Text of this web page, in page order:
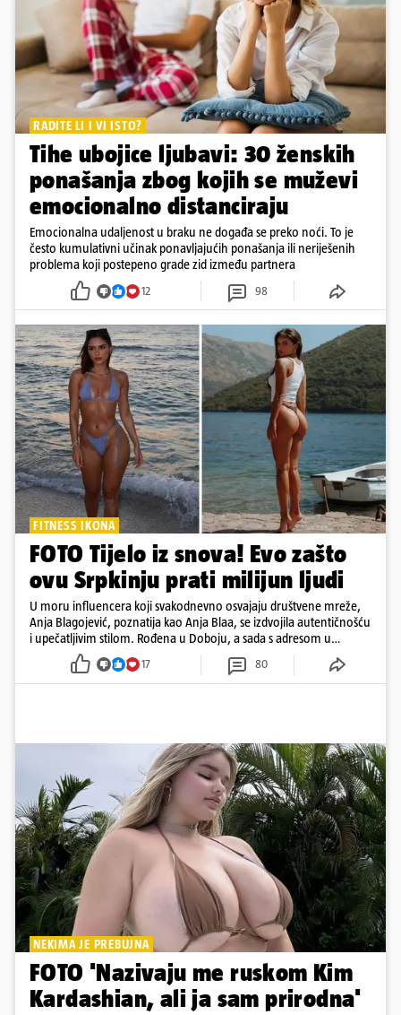
RADITE LI I VI ISTO?
Tihe ubojice ljubavi: 30 ženskih
ponašanja zbog kojih se muževi
emocionalno distanciraju
Emocionalna udaljenost u braku ne događa se preko noći. To je
često kumulativni učinak ponavljajućih ponašanja ili neriješenih
problema koji postepeno grade zid između partnera
12 98
FITNESS IKONA
FOTO Tijelo iz snova! Evo zašto
ovu Srpkinju prati milijun ljudi
U moru influencera koji svakodnevno osvajaju društvene mreže,
Anja Blagojević, poznatija kao Anja Blaa, se izdvojila autentičnošću
i upečatljivim stilom. Rođena u Doboju, a sada s adresom u
Dubaiju, Anja je spoj glamura, discipline i mladenačke energije
17 80
NEKIMA JE PREBUJNA
FOTO 'Nazivaju me ruskom Kim
Kardashian, ali ja sam prirodna'